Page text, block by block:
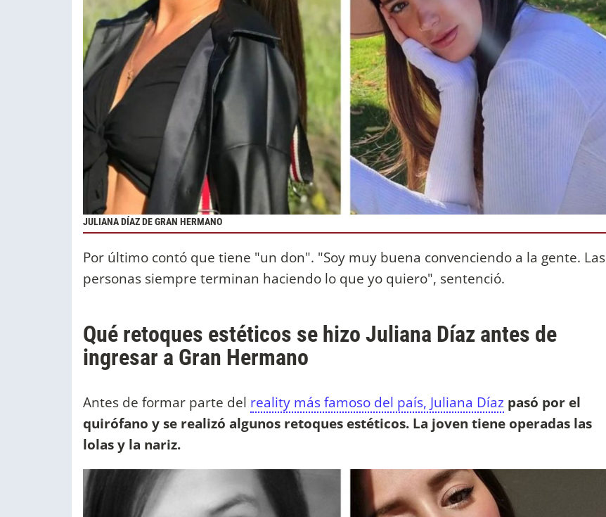
JULIANA DÍAZ DE GRAN HERMANO
Por último contó que tiene "un don". "Soy muy buena convenciendo a la gente. Las
personas siempre terminan haciendo lo que yo quiero", sentenció.
Qué retoques estéticos se hizo Juliana Díaz antes de
ingresar a Gran Hermano
Antes de formar parte del reality más famoso del país, Juliana Díaz pasó por el
quirófano y se realizó algunos retoques estéticos. La joven tiene operadas las
lolas y la nariz.